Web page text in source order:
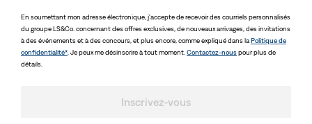
En soumettant mon adresse électronique, j'accepte de recevoir des courriels personnalisés
du groupe LS&Co. concernant des offres exclusives, de nouveaux arrivages, des invitations
à des événements et à des concours, et plus encore, comme expliqué dans laPolitique de
confidentialité* . Je peux me désinscrire à tout moment. Contactez-nouspour plus de
détails.
Inscrivez-vous